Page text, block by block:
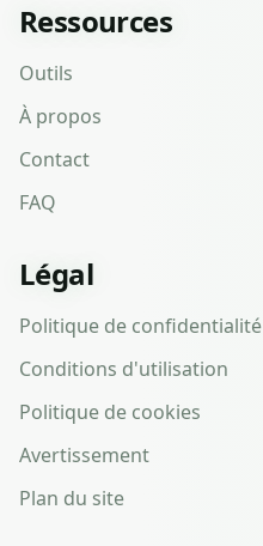
Ressources
Outils
À propos
Contact
FAQ
Légal
Politique de confidentialité
Conditions d'utilisation
Politique de cookies
Avertissement
Plan du site